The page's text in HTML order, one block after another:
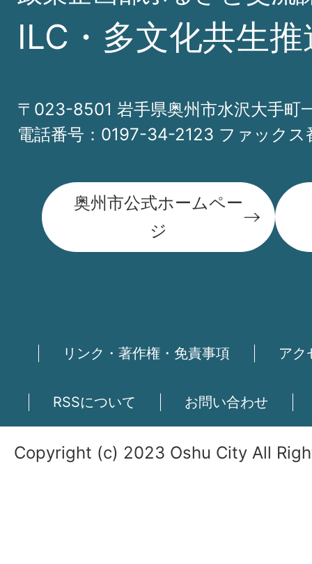
ILC・多文化共生
〒023-8501 岩手県奥州市水沢大手町
電話番号：0197-34-2123 ファック
奥州市公式ホームペー
ジ
リンク・著作権・免責事項 アク
RSSについて お問い合わせ
Copyright (c) 2023 Oshu City All